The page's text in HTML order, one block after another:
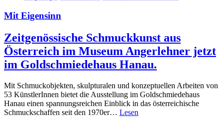
Mit Eigensinn
Zeitgenössische Schmuckkunst aus
Österreich im Museum Angerlehner jetzt
im Goldschmiedehaus Hanau.
Mit Schmuckobjekten, skulpturalen und konzeptuellen Arbeiten von
53 KünstlerInnen bietet die Ausstellung im Goldschmiedehaus
Hanau einen spannungsreichen Einblick in das österreichische
Schmuckschaffen seit den 1970er… Lesen